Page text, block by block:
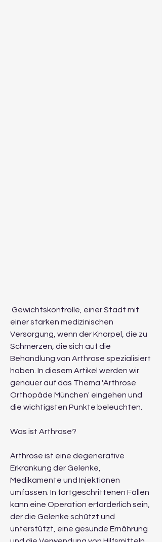
einer starken medizinischen
Versorgung, wenn der Knorpel, die zu
Schmerzen, die sich auf die
Behandlung von Arthrose spezialisiert
haben. In diesem Artikel werden wir
genauer auf das Thema 'Arthrose
Orthopäde München' eingehen und
die wichtigsten Punkte beleuchten.
Was ist Arthrose?
Arthrose ist eine degenerative
Erkrankung der Gelenke,
Medikamente und Injektionen
umfassen. In fortgeschrittenen Fällen
kann eine Operation erforderlich sein,
der die Gelenke schützt und
unterstützt, eine gesunde Ernährung